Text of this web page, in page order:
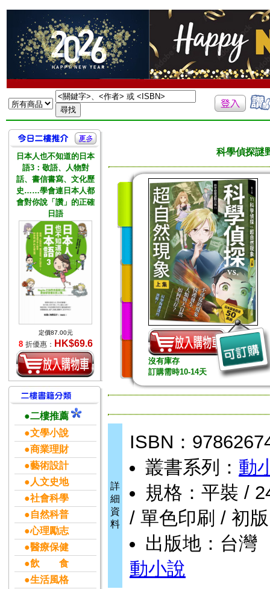
日本人也不知道的日本
語3：敬語、人物對
話、書信書寫、文化歷
史……學會連日本人都
會對你說「讚」的正確
日語
定價87.00元
8 折優惠： HK$69.6
●二樓推薦
●文學小說
●商業理財
●藝術設計
●人文史地
●社會科學
●自然科普
●心理勵志
●醫療保健
●飲 食
●生活風格
科學偵探謎
沒有庫存
訂購需時10-14天
詳
細
資
料
ISBN：
叢書系列： 動
規格：平裝 /
/ 單色印刷 / 初版
出版地：台灣
動小說